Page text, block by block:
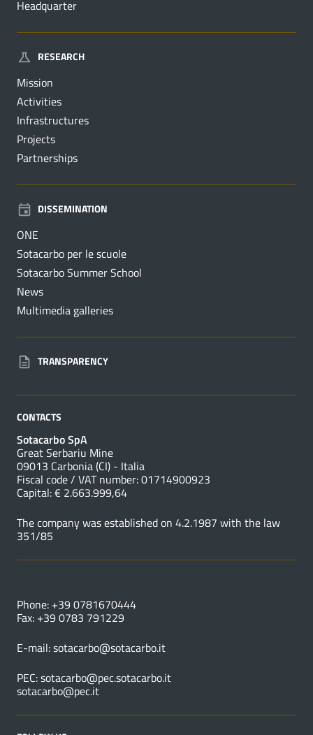
Headquarter
RESEARCH
Mission
Activities
Infrastructures
Projects
Partnerships
DISSEMINATION
ONE
Sotacarbo per le scuole
Sotacarbo Summer School
News
Multimedia galleries
TRANSPARENCY
CONTACTS
Sotacarbo SpA
Great Serbariu Mine
09013 Carbonia (CI) - Italia
Fiscal code / VAT number: 01714900923
Capital: € 2.663.999,64
The company was established on 4.2.1987 with the law
351/85
Phone: +39 0781670444
Fax: +39 0783 791229
E-mail:sotacarbo@sotacarbo.it
PEC:sotacarbo@pec.sotacarbo.it
sotacarbo@pec.it